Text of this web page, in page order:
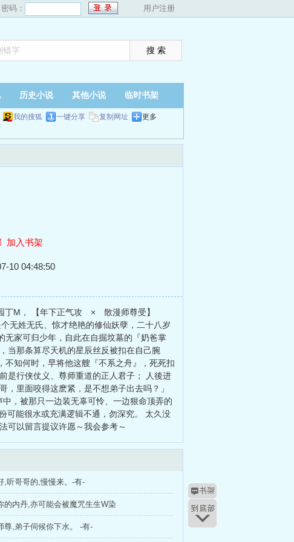
密码： 用户注册
历史小说 其他小说 临时书架
我的搜狐 一键分享 复制网址 更多
加入书架
10 04:48:50
丁M， 【年下正气攻 × 散漫师尊受】
姓无氏、惊才绝艳的修仙妖孽，二十八岁
家可归少年，自此在自掘坟墓的『奶爸掌
当那条算尽天机的星辰丝反被扣在自己腕
知何时，早将他这艘『不系之舟』，死死扣
是行侠仗义、尊师重道的正人君子； 人後进
里面咬得这麽紧，是不想弟子出去吗？」
，被那只一边装无辜可怜、一边狠命顶弄的
可能很水或充满逻辑不通，勿深究。 太久没
可以留言提议许愿～我会参考～
,听哥哥的,慢慢来。-有-
的内丹,亦可能会被魔咒生生W染
尊,弟子伺候你下水。 -有-